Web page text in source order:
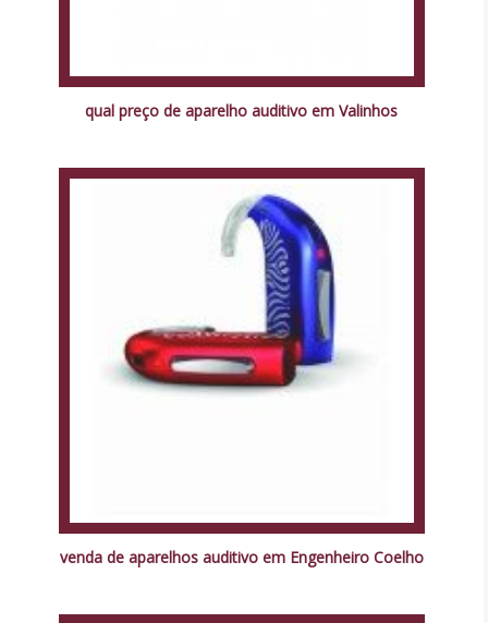
qual preço de aparelho auditivo em Valinhos
venda de aparelhos auditivo em Engenheiro Coelho